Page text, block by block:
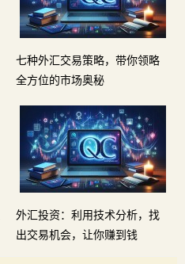
七种外汇交易策略，带你领略
全方位的市场奥秘
外汇投资：利用技术分析，找
出交易机会，让你赚到钱